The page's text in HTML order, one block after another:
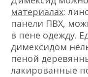
материалах:
панели ПВХ,
в пене одежду.
димексидом
пеной
лакированные